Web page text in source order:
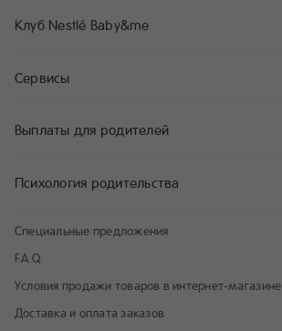
Специальные предложения
F.A.Q
Условия продажи товаров в интернет-магазине
Доставка и оплата заказов
Клуб Nestlé Baby&me
Сервисы
Выплаты для родителей
Психология родительства